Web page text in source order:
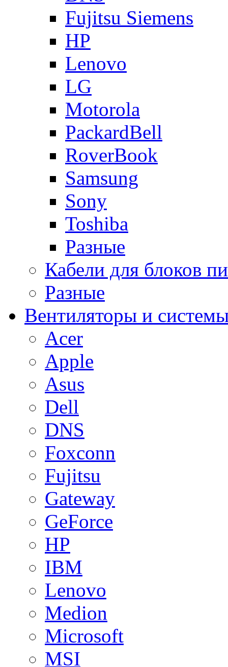
Fujitsu Siemens
HP
Lenovo
LG
Motorola
PackardBell
RoverBook
Samsung
Sony
Toshiba
Разные
Кабели для блоков
Разные
Вентиляторы и
Acer
Apple
Asus
Dell
DNS
Foxconn
Fujitsu
Gateway
GeForce
HP
IBM
Lenovo
Medion
Microsoft
MSI